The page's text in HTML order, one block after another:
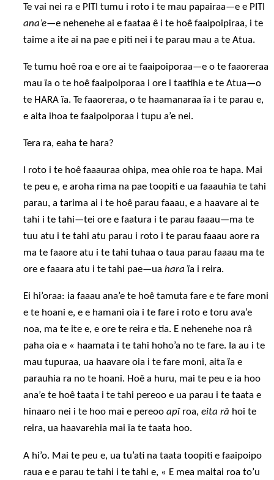
Te vai nei ra e PITI tumu i roto i te mau papairaa—e e PITI
ana’e—e nehenehe ai e faataa ê i te hoê faaipoipiraa, i te
taime a ite ai na pae e piti nei i te parau mau a te Atua.
Te tumu hoê roa e ore ai te faaipoiporaa—e o te faaoreraa
mau ïa o te hoê faaipoiporaa i ore i taatihia e te Atua—o
te HARA ïa. Te faaoreraa, o te haamanaraa ïa i te parau e,
e aita ihoa te faaipoiporaa i tupu a’e nei.
Tera ra, eaha te hara?
I roto i te hoê faaauraa ohipa, mea ohie roa te hapa. Mai
te peu e, e aroha rima na pae toopiti e ua faaauhia te tahi
parau, a tarima ai i te hoê parau faaau, e a haavare ai te
tahi i te tahi—tei ore e faatura i te parau faaau—ma te
tuu atu i te tahi atu parau i roto i te parau faaau aore ra
ma te faaore atu i te tahi tuhaa o taua parau faaau ma te
ore e faaara atu i te tahi pae—uahara ïa i reira.
Ei hi’oraa: ia faaau ana’e te hoê tamuta fare e te fare moni
e te hoani e, e e hamani oia i te fare i roto e toru ava’e
noa, ma te ite e, e ore te reira e tia. E nehenehe noa râ
paha oia e « haamata i te tahi hoho’a no te fare. Ia au i te
mau tupuraa, ua haavare oia i te fare moni, aita ïa e
parauhia ra no te hoani. Hoê a huru, mai te peu e ia hoo
ana’e te hoê taata i te tahi pereoo e ua parau i te taata e
hinaaro nei i te hoo mai e pereooapîroa,eita râ hoi te
reira, ua haavarehia mai ïa te taata hoo.
A hi’o. Mai te peu e, ua tu’ati na taata toopiti e faaipoipo
raua e e parau te tahi i te tahi e, « E mea maitai roa to’u